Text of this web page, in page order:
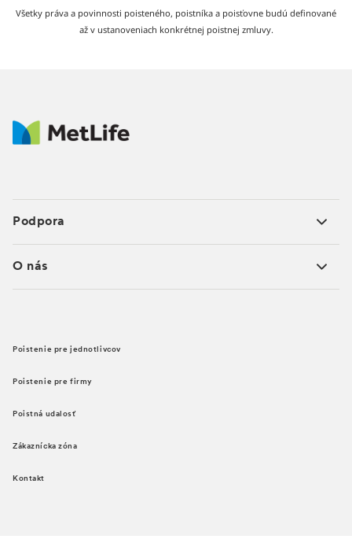
Všetky práva a povinnosti poisteného, poistníka a poisťovne budú definované
až v ustanoveniach konkrétnej poistnej zmluvy.
Podpora
O nás
Poistenie pre jednotlivcov
Poistenie pre firmy
Poistná udalosť
Zákaznícka zóna
Kontakt